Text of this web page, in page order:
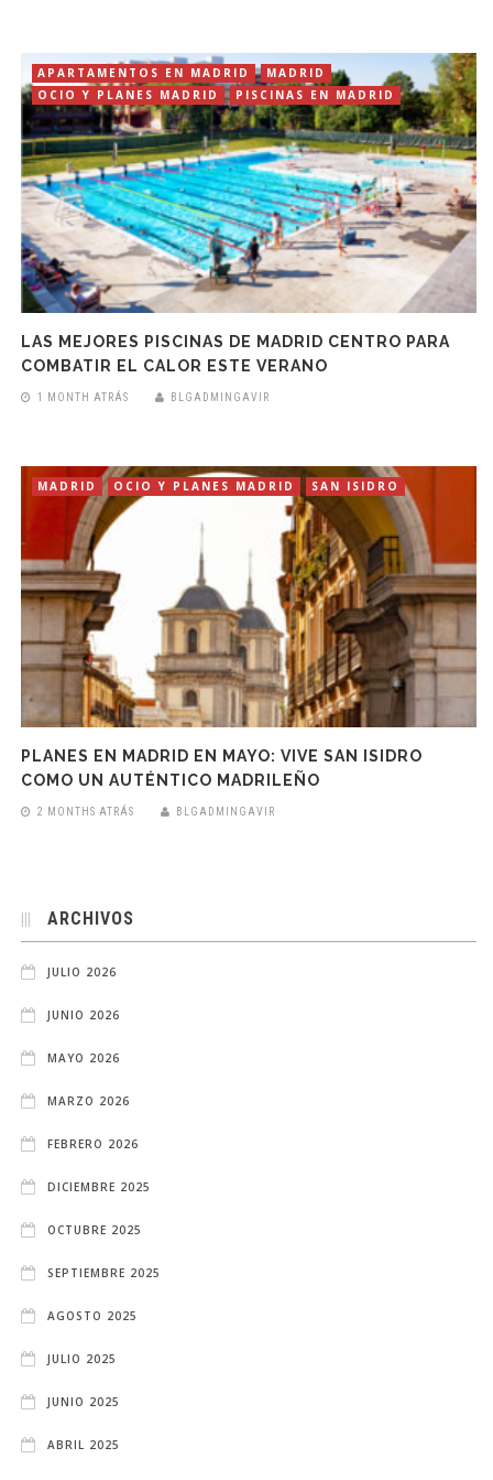
APARTAMENTOS EN MADRID
MADRID
OCIO Y PLANES MADRID
PISCINAS EN MADRID
LAS MEJORES PISCINAS DE MADRID CENTRO PARA
COMBATIR EL CALOR ESTE VERANO
1 MONTH ATRÁS BLGADMINGAVIR
MADRID OCIO Y PLANES MADRID SAN ISIDRO
PLANES EN MADRID EN MAYO: VIVE SAN ISIDRO
COMO UN AUTÉNTICO MADRILEÑO
2 MONTHS ATRÁS BLGADMINGAVIR
ARCHIVOS
JULIO 2026
JUNIO 2026
MAYO 2026
MARZO 2026
FEBRERO 2026
DICIEMBRE 2025
OCTUBRE 2025
SEPTIEMBRE 2025
AGOSTO 2025
JULIO 2025
JUNIO 2025
ABRIL 2025